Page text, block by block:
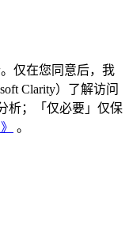
仅在您同意后，我
Clarity）了解访问
析；「仅必要」仅保
。